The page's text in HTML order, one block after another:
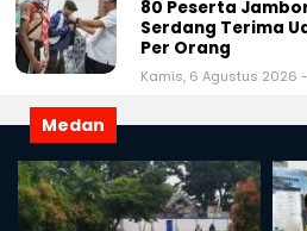
80 Peserta
Serdang Terima
Per Orang
Kamis, 6 Agustus 2026 -
Medan